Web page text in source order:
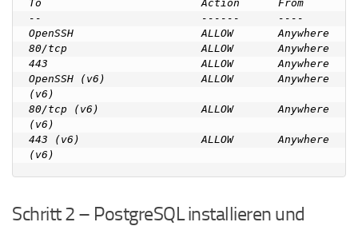
To                         Action      From
--                         ------      ----
OpenSSH                    ALLOW       Anywhere
80/tcp                     ALLOW       Anywhere
443                        ALLOW       Anywhere
OpenSSH (v6)               ALLOW       Anywhere
(v6)
80/tcp (v6)                ALLOW       Anywhere
(v6)
443 (v6)                   ALLOW       Anywhere
Schritt 2 – PostgreSQL installieren und